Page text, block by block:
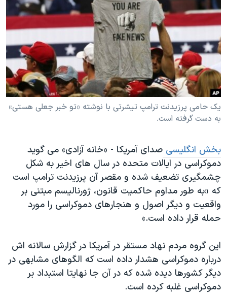
فرهنگ و زندگی
حقوق شهروندی
اقتصادی
علم و فناوری
اسرائیل در جنگ
آرشیو پخش زنده
مستندها
انتخابات ریاست جمهوری آمریکا ۲۰۲۴
حمله جمهوری اسلامی به اسرائیل
رمز مهسا
ورزش زنان در ایران
مجموعه مستندهای دادخواهی
دادگاه حمید نوری
چهل سال گروگان‌گیری
قانون شفافیت دارائی کادر رهبری ایران
اعتراضات مردمی آبان ۹۸
نرگس محمدی برنده جایزه نوبل صلح
همایش محافظه‌کاران آمریکا «سی‌پک»
صفحه‌های ویژه
دنبال کنید
زبانهای مختلف
یک حامی پرزیدنت ترامپ تیشرتی با نوشته «تو خبر جعلی هستی»
به دست گرفته است.
بخش انگلیسی صدای آمریکا - «خانه آزادی» می گوید
دموکراسی در ایالات متحده در سال های اخیر به شکل
چشمگیری تضعیف شده و مقصر آن پرزیدنت ترامپ است
که «به طور مداوم حاکمیت قانون، ژورنالیسم مبتنی بر
واقعیت و دیگر اصول و هنجارهای دموکراسی را مورد
حمله قرار داده است.»
این گروه مردم نهاد مستقر در آمریکا در گزارش سالانه اش
درباره دموکراسی هشدار داده است که الگوهای مشابهی در
دیگر کشورها دیده شده که در آن جا نهایتا استبداد بر
دموکراسی غلبه کرده است.